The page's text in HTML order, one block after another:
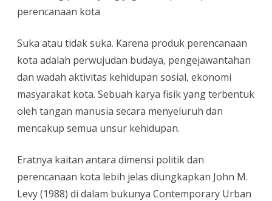
perencanaan kota
Suka atau tidak suka. Karena produk perencanaan
kota adalah perwujudan budaya, pengejawantahan
dan wadah aktivitas kehidupan sosial, ekonomi
masyarakat kota. Sebuah karya fisik yang terbentuk
oleh tangan manusia secara menyeluruh dan
mencakup semua unsur kehidupan.
Eratnya kaitan antara dimensi politik dan
perencanaan kota lebih jelas diungkapkan John M.
Levy (1988) di dalam bukunya Contemporary Urban